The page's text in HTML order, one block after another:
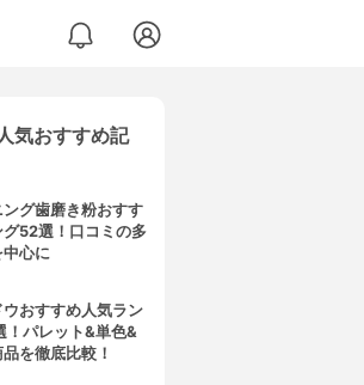
気おすすめ記
グ歯磨き粉おすす
52選！口コミの多
中心に
ウおすすめ人気ラン
！パレット&単色&
を徹底比較！